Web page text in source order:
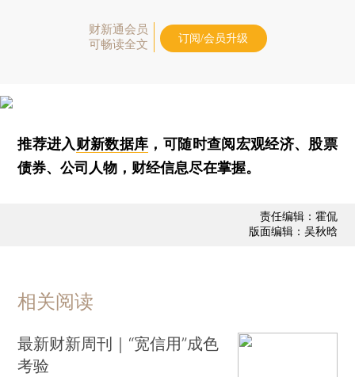
财新通会员
可畅读全文
订阅/会员升级
推荐进入财新数据库 ，可随时查阅宏观经济、股票
债券、公司人物，财经信息尽在掌握。
责任编辑：霍侃
版面编辑：吴秋晗
相关阅读
最新财新周刊｜“宽信用”成色
考验